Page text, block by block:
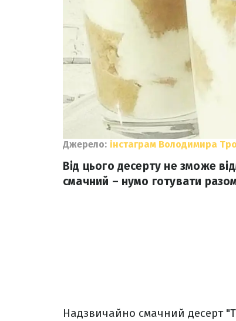
Джерело: інстаграм Володимира
Від цього десерту не зможе
смачний – нумо готувати
Надзвичайно смачний десерт